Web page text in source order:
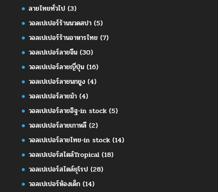
ลายไทยทั่วไป(3)
วอลเปเปอร์ร้านนวดสปา(5)
วอลเปเปอร์ร้านอาหารไทย (7)
วอลเปเปอร์ลายจีน(30)
วอลเปเปอร์ลายญี่ปุ่น(16)
วอลเปเปอร์ลายนกยูง(4)
วอลเปเปอร์ลายม้า(4)
วอลเปเปอร์ลายอิฐ-in stock(5)
วอลเปเปอร์ลายเกาหลี(2)
วอลเปเปอร์ลายไทย-in stock(14)
วอลเปเปอร์สไตล์Tropical(18)
วอลเปเปอร์สไตล์ยุโรป(28)
วอลเปเปอร์ห้องเด็ก(14)